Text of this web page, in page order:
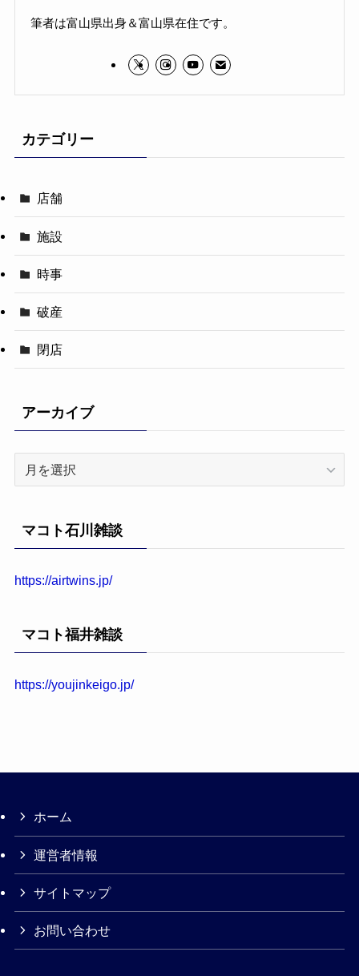
筆者は富山県出身＆富山県在住です。
カテゴリー
店舗
施設
時事
破産
閉店
アーカイブ
マコト石川雑談
https://airtwins.jp/
マコト福井雑談
https://youjinkeigo.jp/
ホーム
運営者情報
サイトマップ
お問い合わせ